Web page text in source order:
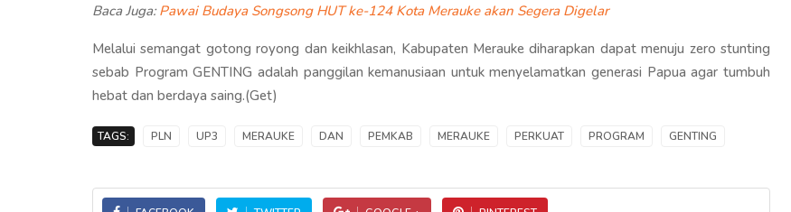
Baca Juga:Pawai Budaya Songsong HUT ke-124 Kota Merauke akan Segera Digelar
Melalui semangat gotong royong dan keikhlasan, Kabupaten Merauke diharapkan dapat menuju zero stunting
sebab Program GENTING adalah panggilan kemanusiaan untuk menyelamatkan generasi Papua agar tumbuh
hebat dan berdaya saing.(Get)
TAGS: PLN UP3 MERAUKE DAN PEMKAB MERAUKE PERKUAT PROGRAM GENTING